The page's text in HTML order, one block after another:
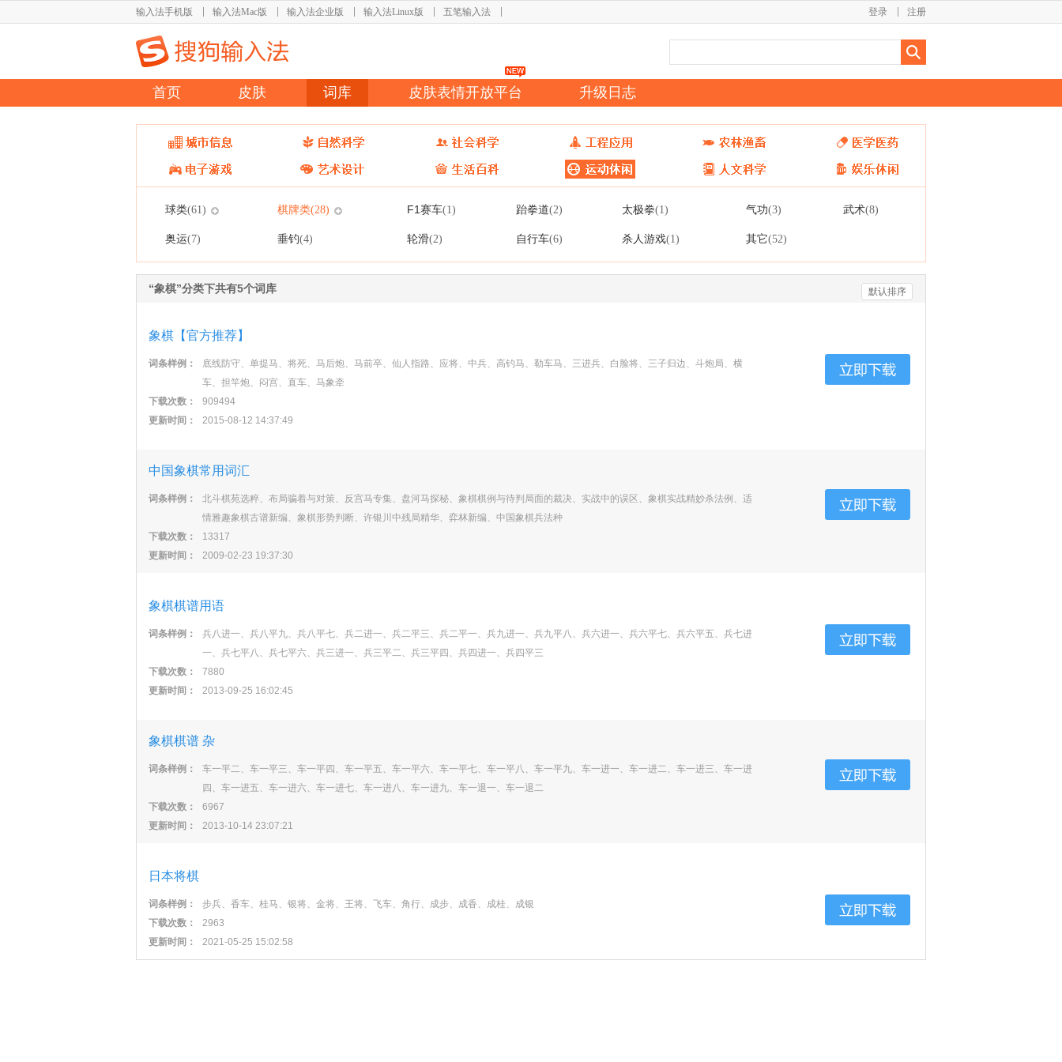
输入法手机版 输入法Mac版 输入法企业版 输入法Linux版 五笔输入法 注册
登录
首页 皮肤 词库 皮肤表情开放平台 升级日志
球类(61) 棋牌类(28) F1赛车(1) 跆拳道(2) 太极拳(1) 气功(3) 武术(8)
奥运(7) 垂钓(4) 轮滑(2) 自行车(6) 杀人游戏(1) 其它(52)
“象棋”分类下共有5个词库 默认排序
象棋【官方推荐】
词条样例：
底线防守、单提马、将死、马后炮、马前卒、仙人指路、应将、中兵、高钓马、勒车马、三进兵、白脸将、三子归边、斗炮局、横
车、担竿炮、闷宫、直车、马象牵
下载次数：
909494
更新时间：
2015-08-12 14:37:49
中国象棋常用词汇
词条样例：
北斗棋苑选粹、布局骗着与对策、反宫马专集、盘河马探秘、象棋棋例与待判局面的裁决、实战中的误区、象棋实战精妙杀法例、适
情雅趣象棋古谱新编、象棋形势判断、许银川中残局精华、弈林新编、中国象棋兵法种
下载次数：
13317
更新时间：
2009-02-23 19:37:30
象棋棋谱用语
词条样例：
兵八进一、兵八平九、兵八平七、兵二进一、兵二平三、兵二平一、兵九进一、兵九平八、兵六进一、兵六平七、兵六平五、兵七进
一、兵七平八、兵七平六、兵三进一、兵三平二、兵三平四、兵四进一、兵四平三
下载次数：
7880
更新时间：
2013-09-25 16:02:45
象棋棋谱 杂
词条样例：
车一平二、车一平三、车一平四、车一平五、车一平六、车一平七、车一平八、车一平九、车一进一、车一进二、车一进三、车一进
四、车一进五、车一进六、车一进七、车一进八、车一进九、车一退一、车一退二
下载次数：
6967
更新时间：
2013-10-14 23:07:21
日本将棋
词条样例：
步兵、香车、桂马、银将、金将、王将、飞车、角行、成步、成香、成桂、成银
下载次数：
2963
更新时间：
2021-05-25 15:02:58